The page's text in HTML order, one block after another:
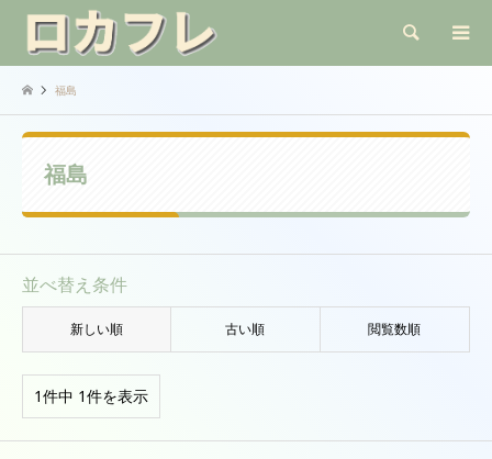
検索
福島
福島
並べ替え条件
新しい順 古い順 閲覧数順
1件中 1件を表示